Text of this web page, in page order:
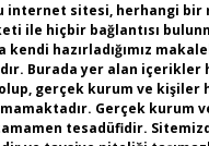
internet sitesi, herhangi bir
ile hiçbir bağlantısı
kendi hazırladığımız
Burada yer alan içerikler
gerçek kurum ve kişiler
Gerçek kurum
tesadüfidir.